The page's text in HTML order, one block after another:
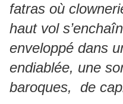
fatras où
haut vol
enveloppé dans
endiablée, une
baroques, de